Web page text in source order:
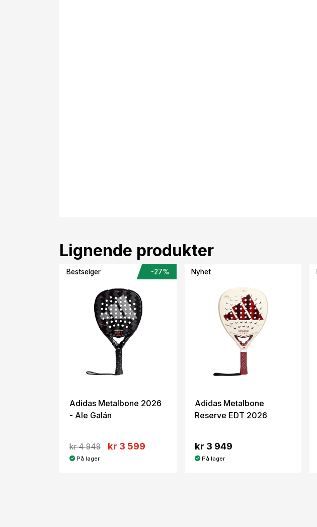
Lignende produkter
Bestselger -27%
Adidas Metalbone 2026
- Ale Galán
kr 4 949 kr 3 599
På lager
Nyhet
Adidas Metalbone
Reserve EDT 2026
kr 3 949
På lager